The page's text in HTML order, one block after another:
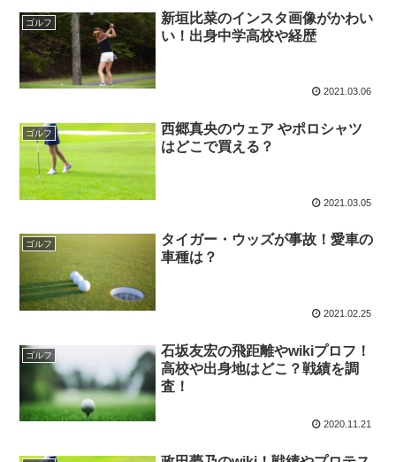
ゴルフ
新垣比菜のインスタ画像がかわい
い！出身中学高校や経歴
2021.03.06
ゴルフ
西郷真央のウェア やポロシャツ
はどこで買える？
2021.03.05
ゴルフ
タイガー・ウッズが事故！愛車の
車種は？
2021.02.25
ゴルフ
石坂友宏の飛距離やwikiプロフ！
高校や出身地はどこ？戦績を調
査！
2020.11.21